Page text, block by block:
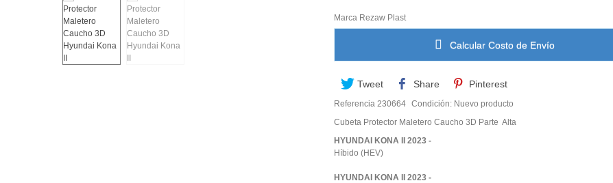
Marca Rezaw Plast
Calcular Costo de Envío
Tweet Share Pinterest
Referencia 230664 Condición: Nuevo producto
Cubeta Protector Maletero Caucho 3D Parte Alta
HYUNDAI KONA II 2023 -
Híbido (HEV)
HYUNDAI KONA II 2023 -